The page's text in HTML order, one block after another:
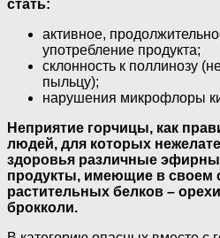
стать:
активное,
употребление продукта;
склонность к поллинозу
пыльцу);
нарушения микрофлоры
Неприятие горчицы, как
людей, для которых
здоровья различные
продукты, имеющие в своем
растительных белков –
брокколи.